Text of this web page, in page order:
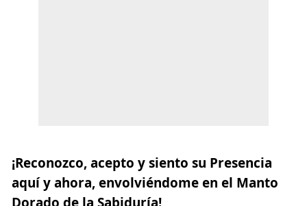
¡Reconozco, acepto y siento su Presencia
aquí y ahora, envolviéndome en el Manto